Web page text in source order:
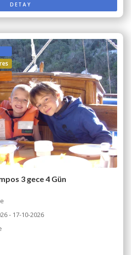
DETAY
3 gece 4 Gün
- 17-10-2026